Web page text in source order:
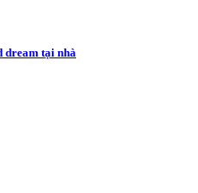
dream tại nhà